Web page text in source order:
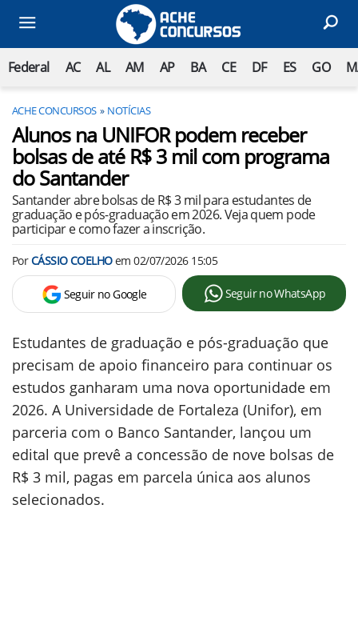
Federal AC AL AM AP BA CE DF ES GO
ACHE CONCURSOS NOTÍCIAS
Alunos na UNIFOR podem receber
bolsas de até R$ 3 mil com programa
do Santander
Santander abre bolsas de R$ 3 mil para estudantes de
graduação e pós-graduação em 2026. Veja quem pode
participar e como fazer a inscrição.
PorCÁSSIO COELHOem02/07/2026 15:05
Seguir no Google Seguir no WhatsApp
Estudantes de graduação e pós-graduação que
precisam de apoio financeiro para continuar os
estudos ganharam uma nova oportunidade em
2026. A Universidade de Fortaleza (Unifor), em
parceria com o Banco Santander, lançou um
edital que prevê a concessão de nove bolsas de
R$ 3 mil, pagas em parcela única aos alunos
selecionados.